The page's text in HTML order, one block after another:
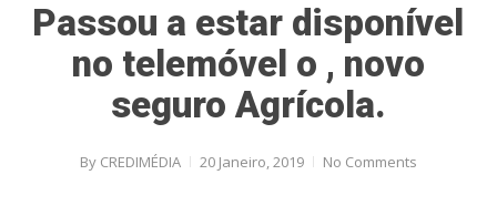
Passou a estar disponível
no telemóvel o , novo
seguro Agrícola.
By CREDIMÉDIA 20 Janeiro, 2019 No Comments